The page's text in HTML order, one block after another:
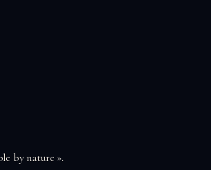
by nature ».